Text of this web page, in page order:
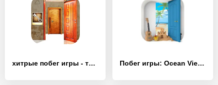
хитрые побег игры - тайна - [MOD Много денег] Побег игры: Ocean View - [MOD Бесконечные деньги]